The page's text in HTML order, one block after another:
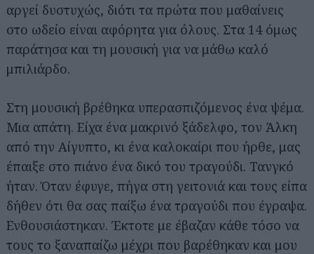
αργεί δυστυχώς, διότι τα πρώτα που μαθαίνεις
στο ωδείο είναι αφόρητα για όλους. Στα 14 όμως
παράτησα και τη μουσική για να μάθω καλό
μπιλιάρδο.
Στη μουσική βρέθηκα υπερασπιζόμενος ένα ψέμα.
Μια απάτη. Είχα ένα μακρινό ξάδελφο, τον Άλκη
από την Αίγυπτο, κι ένα καλοκαίρι που ήρθε, μας
έπαιξε στο πιάνο ένα δικό του τραγούδι. Τανγκό
ήταν. Όταν έφυγε, πήγα στη γειτονιά και τους είπα
δήθεν ότι θα σας παίξω ένα τραγούδι που έγραψα.
Ενθουσιάστηκαν. Έκτοτε με έβαζαν κάθε τόσο να
τους το ξαναπαίζω μέχρι που βαρέθηκαν και μου